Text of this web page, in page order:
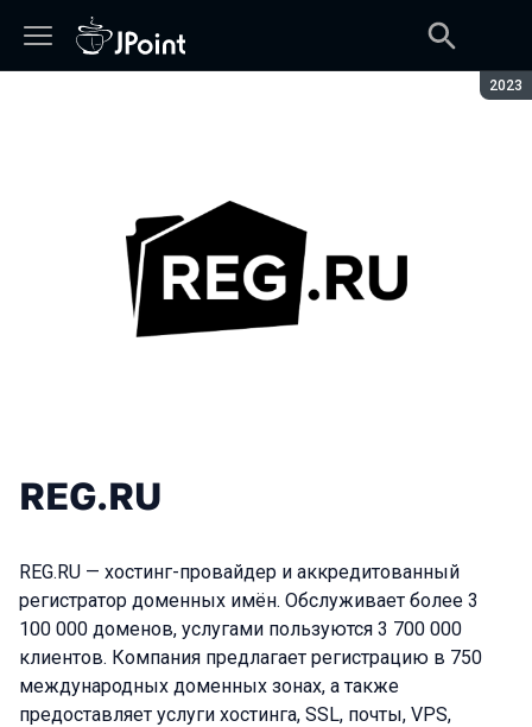
2023
REG.RU
REG.RU — хостинг-провайдер и аккредитованный
регистратор доменных имён. Обслуживает более 3
100 000 доменов, услугами пользуются 3 700 000
клиентов. Компания предлагает регистрацию в 750
международных доменных зонах, а также
предоставляет услуги хостинга, SSL, почты, VPS,